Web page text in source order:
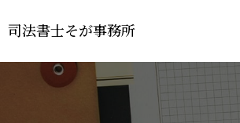
司法書士そが事務所